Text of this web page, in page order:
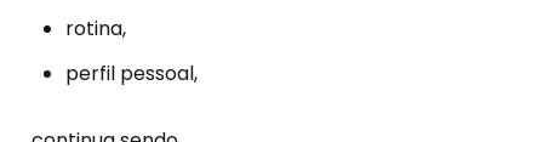
rotina,
perfil pessoal,